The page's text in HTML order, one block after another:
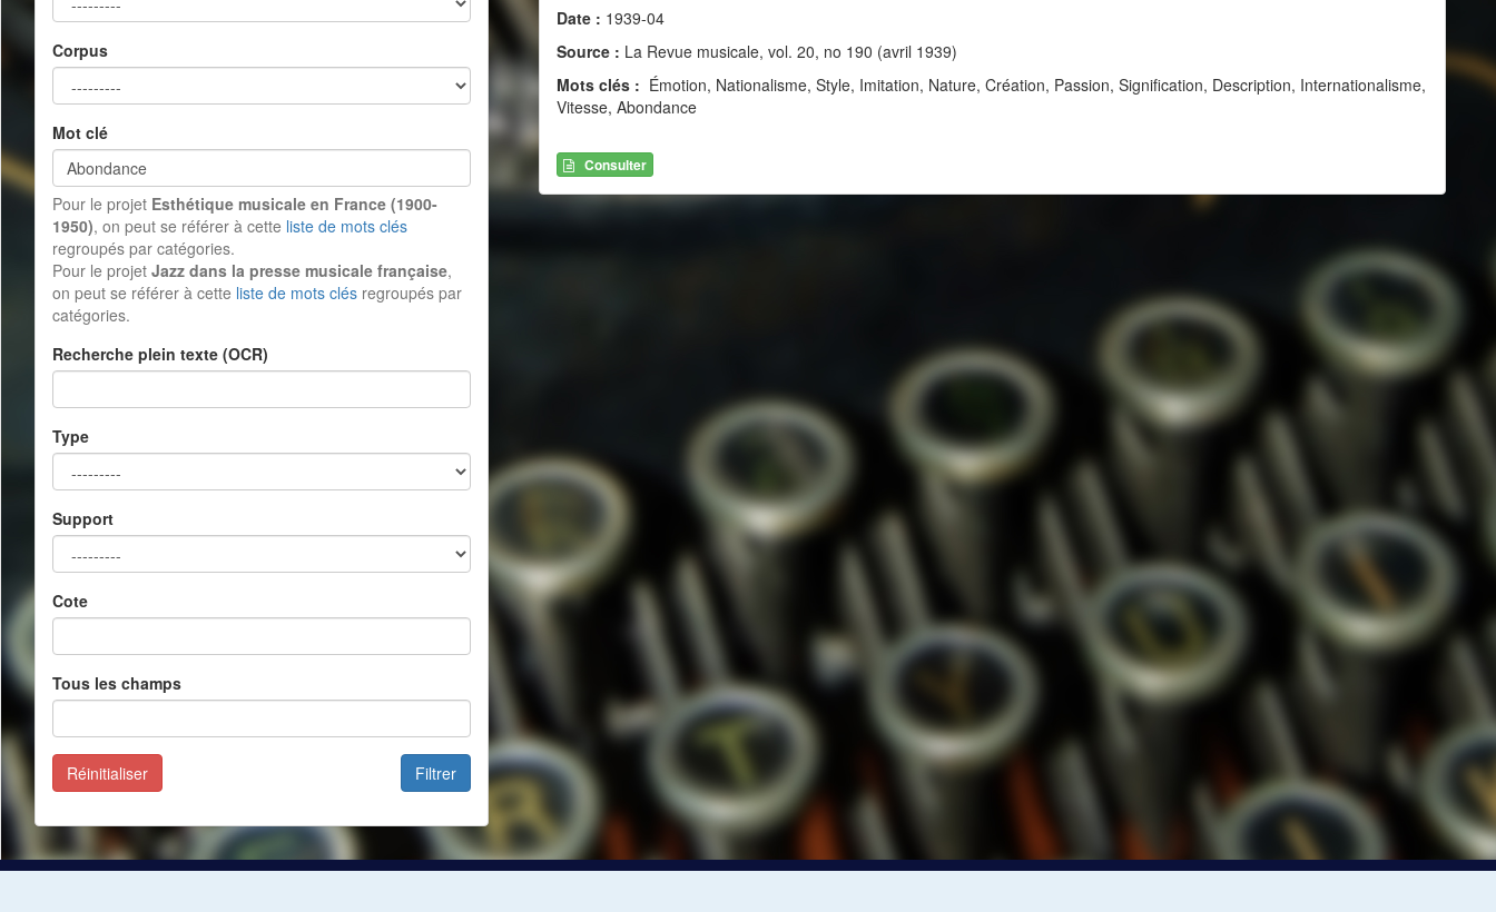
Corpus
Mot clé
Pour le projet Esthétique musicale en France (1900-
1950), on peut se référer à cette liste de mots clés
regroupés par catégories.
Pour le projet Jazz dans la presse musicale française,
on peut se référer à cette liste de mots clés regroupés par
catégories.
Recherche plein texte (OCR)
Type
Support
Cote
Tous les champs
Filtrer
Réinitialiser
Date : 1939-04
Source : La Revue musicale, vol. 20, no 190 (avril 1939)
Mots clés : Émotion, Nationalisme, Style, Imitation, Nature, Création, Passion, Signification, Description, Internationalisme,
Vitesse, Abondance
Consulter